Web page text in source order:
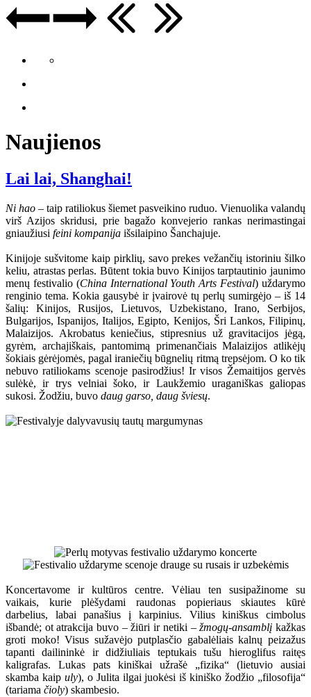
Naujienos
Lai lai, Shanghai!
Ni hao – taip ratiliokus šiemet pasveikino ruduo. Vienuolika valandų
virš Azijos skridusi, prie bagažo konvejerio rankas nerimastingai
gniaužiusi feini kompanija išsilaipino Šanchajuje.
Kinijoje sušvitome kaip pirklių, savo prekes vežančių istoriniu šilko
keliu, atrastas perlas. Būtent tokia buvo Kinijos tarptautinio jaunimo
menų festivalio (China International Youth Arts Festival) uždarymo
renginio tema. Kokia gausybė ir įvairovė tų perlų sumirgėjo – iš 14
šalių: Kinijos, Rusijos, Lietuvos, Uzbekistano, Irano, Serbijos,
Bulgarijos, Ispanijos, Italijos, Egipto, Kenijos, Šri Lankos, Filipinų,
Malaizijos. Akrobatus keniečius, stipresnius už gravitacijos jėgą,
gyrėm, archajiškais, pantomimą primenančiais Malaizijos atlikėjų
šokiais gėrėjomės, pagal iraniečių būgnelių ritmą trepsėjom. O ko tik
nebuvo ratiliokams scenoje pasirodžius! Ir visos Žemaitijos gervės
sulėkė, ir trys velniai šoko, ir Laukžemio uraganiškas galiopas
sukosi. Žodžiu, buvo daug garso, daug šviesų.
Koncertavome ir kultūros centre. Vėliau ten susipažinome su
vaikais, kurie plėšydami raudonas popieriaus skiautes kūrė
darbelius, labai panašius į karpinius. Vilius kiniškus cimbolus
išbandė; ot atrakcija buvo – žiūri ir netiki –žmogų-ansamblįkažkas
groti moko! Visus sužavėjo putplasčio gabalėliais kalnų peizažus
tapanti dailininkė ir didžiuliais teptukais tušu hieroglifus raitęs
kaligrafas. Lukas pats kiniškai užrašė „fizika“ (lietuvio ausiai
skamba kaip uly), o Julita ilgai juokėsi iš kiniško žodžio „filosofija“
(tariama čioly) skambesio.